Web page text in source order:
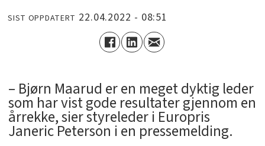
SIST OPPDATERT 22.04.2022 - 08:51
– Bjørn Maarud er en meget dyktig leder
som har vist gode resultater gjennom en
årrekke, sier styreleder i Europris
Janeric Peterson i en pressemelding.